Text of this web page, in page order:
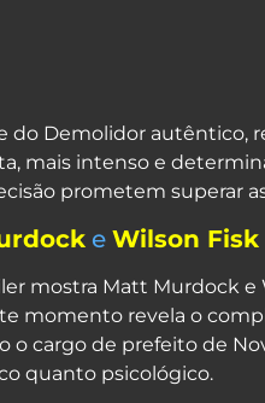
do Demolidor autêntico,
mais intenso e
prometem superar
e Wilson Fisk
mostra Matt Murdock e
momento revela o
o cargo de prefeito de
quanto psicológico.